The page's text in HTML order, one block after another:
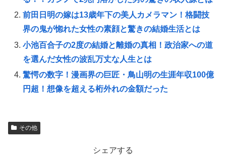
前田日明の嫁は13歳年下の美人カメラマン！格闘技
界の鬼が惚れた女性の素顔と驚きの結婚生活とは
小池百合子の2度の結婚と離婚の真相！政治家への道
を選んだ女性の波乱万丈な人生とは
驚愕の数字！漫画界の巨匠・鳥山明の生涯年収100億
円超！想像を超える桁外れの金額だった
その他
シェアする